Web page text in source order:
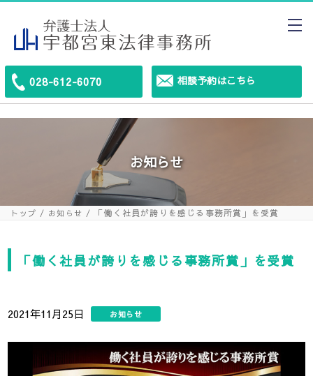
028-612-6070 相談予約はこちら
お知らせ
トップ お知らせ 「働く社員が誇りを感じる事務所賞」を受賞
「働く社員が誇りを感じる事務所賞」を受賞
2021年11月25日 お知らせ